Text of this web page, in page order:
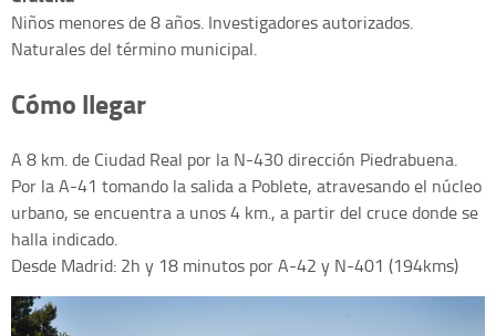
Niños menores de 8 años. Investigadores autorizados.
Naturales del término municipal.
Cómo llegar
A 8 km. de Ciudad Real por la N-430 dirección Piedrabuena.
Por la A-41 tomando la salida a Poblete, atravesando el núcleo
urbano, se encuentra a unos 4 km., a partir del cruce donde se
halla indicado.
Desde Madrid: 2h y 18 minutos por A-42 y N-401 (194kms)